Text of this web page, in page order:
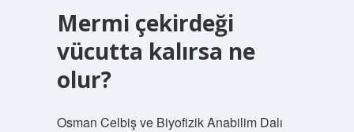
Mermi çekirdeği
vücutta kalırsa ne
olur?
Osman Celbiş ve Biyofizik Anabilim Dalı